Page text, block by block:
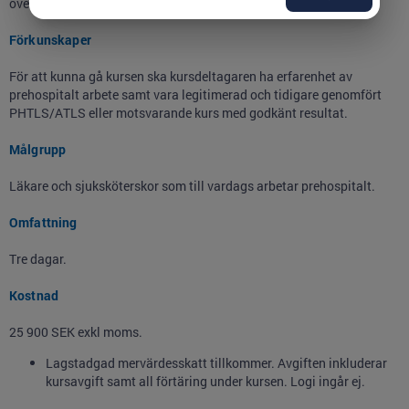
Förkunskaper
För att kunna gå kursen ska kursdeltagaren ha erfarenhet av
prehospitalt arbete samt vara legitimerad och tidigare genomfört
PHTLS/ATLS eller motsvarande kurs med godkänt resultat.
Målgrupp
Läkare och sjuksköterskor som till vardags arbetar prehospitalt.
Omfattning
Tre dagar.
Kostnad
25 900 SEK exkl moms.
Lagstadgad mervärdesskatt tillkommer. Avgiften inkluderar
kursavgift samt all förtäring under kursen. Logi ingår ej.